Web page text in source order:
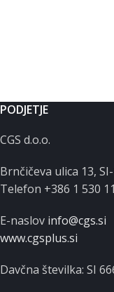
PODJETJE
CGS d.o.o.
Brnčičeva ulica 13,
Telefon +386 1 530
E-naslov info@cgs.si
www.cgsplus.si
Davčna številka: SI